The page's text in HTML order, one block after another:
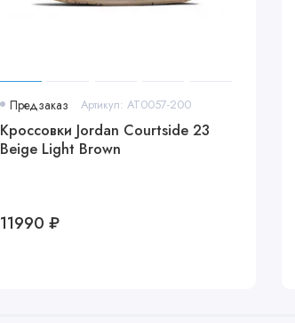
Предзаказ Артикул: AT0057-200
Кроссовки Jordan Courtside 23
Beige Light Brown
11990 ₽